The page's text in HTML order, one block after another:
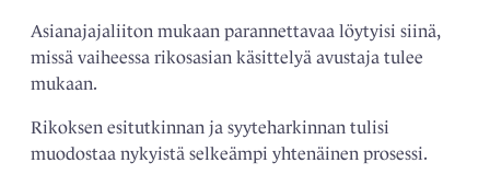
Asianajajaliiton mukaan parannettavaa löytyisi siinä,
missä vaiheessa rikosasian käsittelyä avustaja tulee
mukaan.
Rikoksen esitutkinnan ja syyteharkinnan tulisi
muodostaa nykyistä selkeämpi yhtenäinen prosessi.